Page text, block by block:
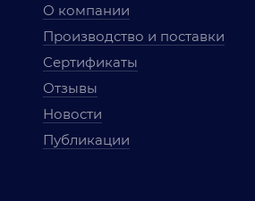
О компании
Производство и поставки
Сертификаты
Отзывы
Новости
Публикации